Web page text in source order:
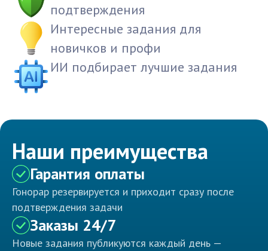
подтверждения
Интересные задания для
новичков и профи
ИИ подбирает лучшие задания
Наши преимущества
Гарантия оплаты
Гонорар резервируется и приходит сразу после
подтверждения задачи
Заказы 24/7
Новые задания публикуются каждый день —